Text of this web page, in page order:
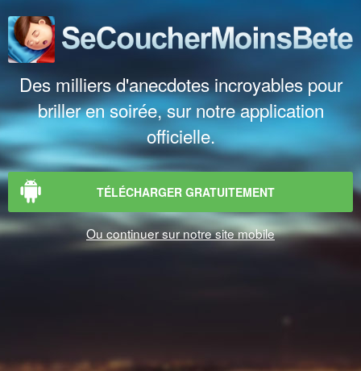
Des milliers d'anecdotes incroyables pour
briller en soirée, sur notre application
officielle.
TÉLÉCHARGER GRATUITEMENT
Ou continuer sur notre site mobile